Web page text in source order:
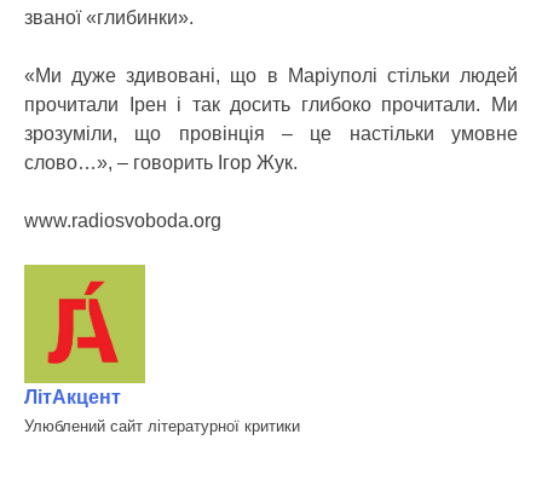
званої «глибинки».
«Ми дуже здивовані, що в Маріуполі стільки людей
прочитали Ірен і так досить глибоко прочитали. Ми
зрозуміли, що провінція – це настільки умовне
слово…», – говорить Ігор Жук.
www.radiosvoboda.org
ЛітАкцент
Улюблений сайт літературної критики